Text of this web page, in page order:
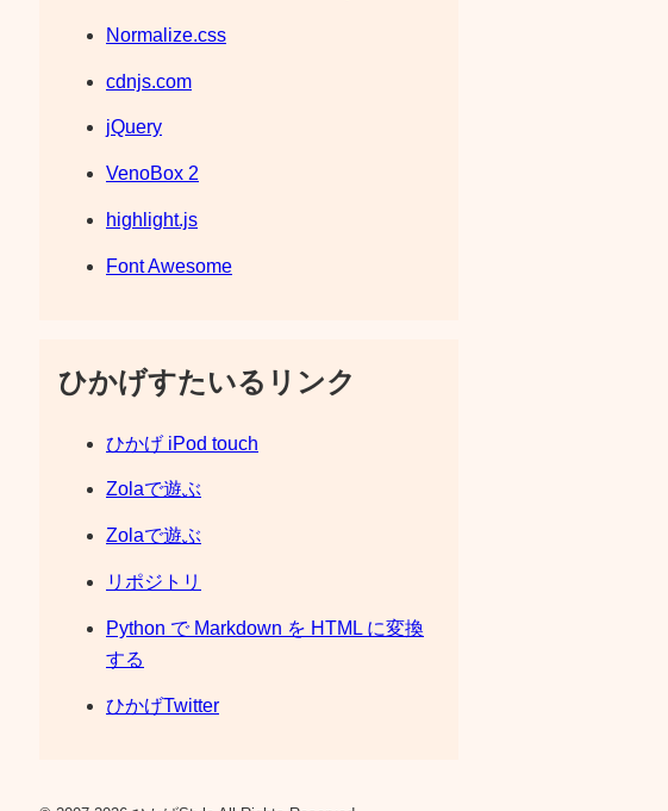
Normalize.css
cdnjs.com
jQuery
VenoBox 2
highlight.js
Font Awesome
ひかげすたいるリンク
ひかげ iPod touch
Zolaで遊ぶ
Zolaで遊ぶ
リポジトリ
Python で Markdown を HTML に変換
する
ひかげTwitter